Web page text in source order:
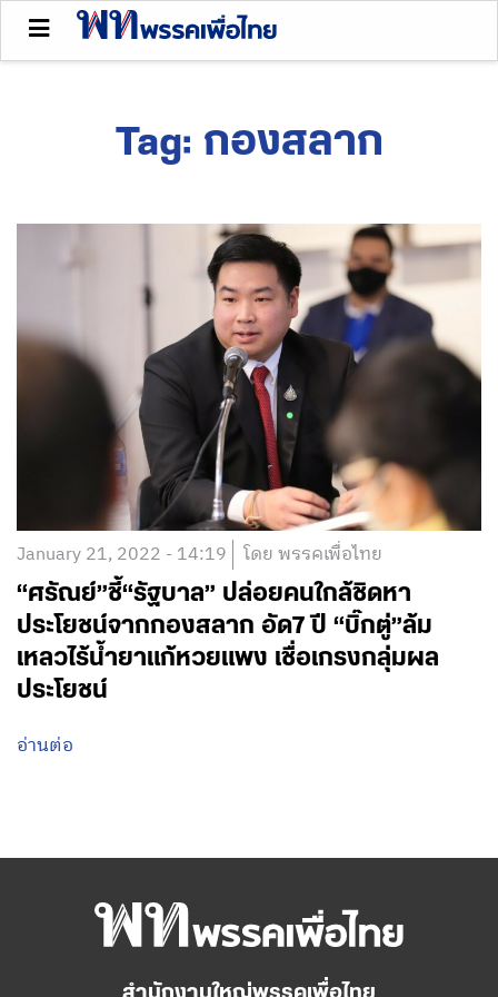
Tag: กองสลาก
January 21, 2022 - 14:19 โดย พรรคเพื่อไทย
“ศรัณย์”ชี้“รัฐบาล” ปล่อยคนใกล้ชิดหา
ประโยชน์จากกองสลาก อัด7 ปี “บิ๊กตู่”ล้ม
เหลวไร้น้ำยาแก้หวยแพง เชื่อเกรงกลุ่มผล
ประโยชน์
อ่านต่อ